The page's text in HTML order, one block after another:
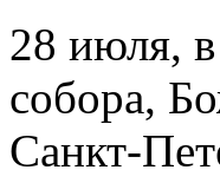
28 июля,
собора,
Санкт-